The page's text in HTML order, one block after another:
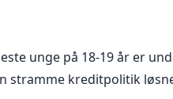
unge på 18-19 år er
stramme kreditpolitik